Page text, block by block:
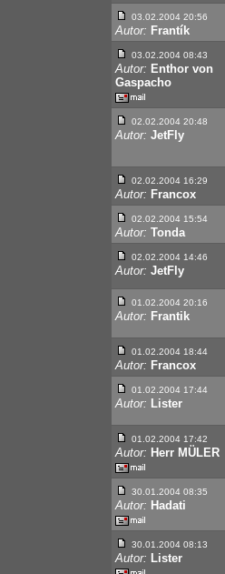
03.02.2004 20:56
Autor: Frantík
03.02.2004 08:43
Autor: Enthor von
Gaspacho
02.02.2004 20:48
Autor: JetFly
02.02.2004 16:29
Autor: Francox
02.02.2004 15:54
Autor: Tonda
02.02.2004 14:46
Autor: JetFly
01.02.2004 20:16
Autor: Frantik
01.02.2004 18:44
Autor: Francox
01.02.2004 17:44
Autor: Lister
01.02.2004 17:42
Autor: Herr MÜLER
30.01.2004 08:35
Autor: Hadati
30.01.2004 08:13
Autor: Lister